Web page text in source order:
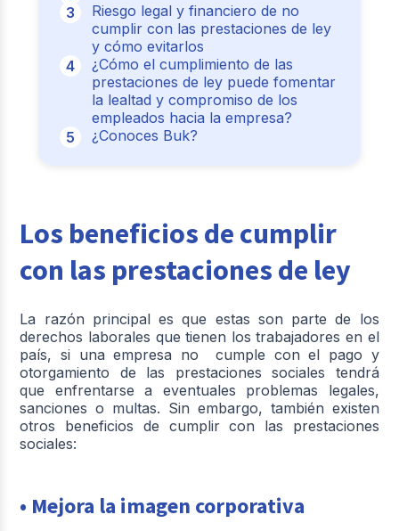
Riesgo legal y financiero de no
cumplir con las prestaciones de ley
y cómo evitarlos
¿Cómo el cumplimiento de las
prestaciones de ley puede fomentar
la lealtad y compromiso de los
empleados hacia la empresa?
¿Conoces Buk?
Los beneficios de cumplir
con las prestaciones de ley
La razón principal es que estas son parte de los
derechos laborales que tienen los trabajadores en el
país, si una empresa no cumple con el pago y
otorgamiento de las prestaciones sociales tendrá
que enfrentarse a eventuales problemas legales,
sanciones o multas. Sin embargo, también existen
otros beneficios de cumplir con las prestaciones
sociales:
• Mejora la imagen corporativa